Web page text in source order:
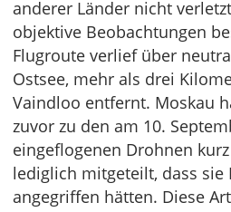
anderer Länder nicht
objektive Beobachtungen
Flugroute verlief über
Ostsee, mehr als drei
Vaindloo entfernt. Moskau
zuvor zu den am 10.
eingeflogenen Drohnen
lediglich mitgeteilt, dass sie
angegriffen hätten. Diese